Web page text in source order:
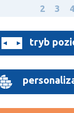
2
3
tryb